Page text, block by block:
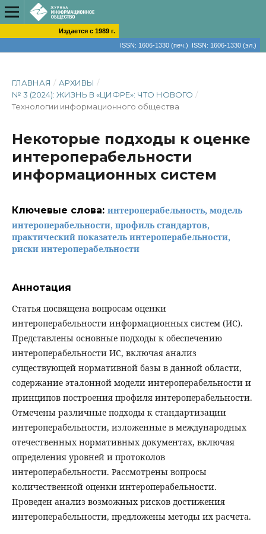
Издается с 1989 г.
ISSN: 1606-1330 (печ.) ISSN: 1606-1330 (эл.)
ГЛАВНАЯ / АРХИВЫ /
№ 3 (2024): ЖИЗНЬ В «ЦИФРЕ»: ЧТО НОВОГО /
Технологии информационного общества
Некоторые подходы к оценке
интероперабельности
информационных систем
Ключевые слова: интероперабельность, модель
интероперабельности, профиль стандартов,
практический показатель интероперабельности,
риски интероперабельности
Аннотация
Статья посвящена вопросам оценки
интероперабельности информационных систем (ИС).
Представлены основные подходы к обеспечению
интероперабельности ИС, включая анализ
существующей нормативной базы в данной области,
содержание эталонной модели интероперабельности и
принципов построения профиля интероперабельности.
Отмечены различные подходы к стандартизации
интероперабельности, изложенные в международных
отечественных нормативных документах, включая
определения уровней и протоколов
интероперабельности. Рассмотрены вопросы
количественной оценки интероперабельности.
Проведен анализ возможных рисков достижения
интероперабельности, предложены методы их расчета.